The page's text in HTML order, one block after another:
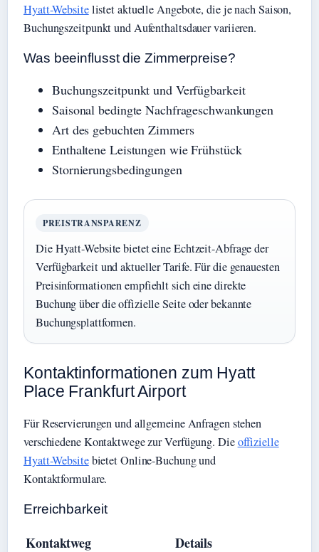
Hyatt-Websitelistet aktuelle Angebote, die je nach Saison,
Buchungszeitpunkt und Aufenthaltsdauer variieren.
Was beeinflusst die Zimmerpreise?
Buchungszeitpunkt und Verfügbarkeit
Saisonal bedingte Nachfrageschwankungen
Art des gebuchten Zimmers
Enthaltene Leistungen wie Frühstück
Stornierungsbedingungen
PREISTRANSPARENZ
Die Hyatt-Website bietet eine Echtzeit-Abfrage der
Verfügbarkeit und aktueller Tarife. Für die genauesten
Preisinformationen empfiehlt sich eine direkte
Buchung über die offizielle Seite oder bekannte
Buchungsplattformen.
Kontaktinformationen zum Hyatt
Place Frankfurt Airport
Für Reservierungen und allgemeine Anfragen stehen
verschiedene Kontaktwege zur Verfügung. Dieoffizielle
Hyatt-Websitebietet Online-Buchung und
Kontaktformulare.
Erreichbarkeit
Kontaktweg Details